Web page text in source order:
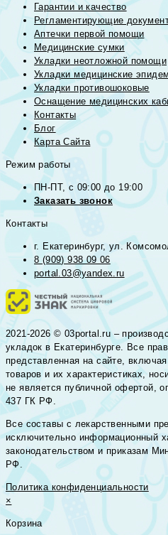
Гарантии и качество
Регламентирующие
Аптечки первой помощи
Медицинские сумки
Укладки неотложной помощи
Укладки медицинские
Укладки противошоковые
Оснащение медицинских
Контакты
Блог
Карта Сайта
Режим работы
ПН-ПТ, с 09:00 до 19:00
Заказать звонок
Контакты
г. Екатеринбург, ул.
8 (909) 938 09 06
portal.03@yandex.ru
2021-2026 © 03portal.ru –
укладок в Екатеринбурге. Все
представленная на сайте,
товаров и их характеристиках,
не является публичной офертой,
437 ГК РФ.
Все составы с лекарственными
исключительно информационный
законодательством и приказам
РФ.
Политика конфиденциальности
×
Корзина